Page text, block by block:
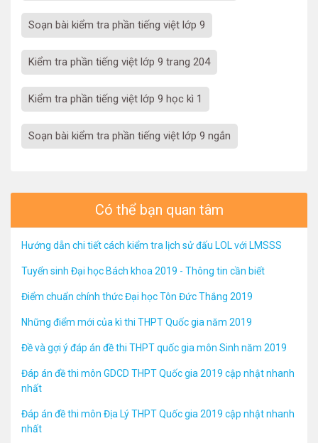
soạn bài kiểm tra phần tiếng việt lớp 9
kiểm tra phần tiếng việt lớp 9 trang 204
kiểm tra phần tiếng việt lớp 9 học kì 1
soạn bài kiểm tra phần tiếng việt lớp 9 ngắn
Có thể bạn quan tâm
Hướng dẫn chi tiết cách kiểm tra lịch sử đấu LOL với LMSSS
Tuyển sinh Đại học Bách khoa 2019 - Thông tin cần biết
Điểm chuẩn chính thức Đại học Tôn Đức Thắng 2019
Những điểm mới của kì thi THPT Quốc gia năm 2019
Đề và gợi ý đáp án đề thi THPT quốc gia môn Sinh năm 2019
Đáp án đề thi môn GDCD THPT Quốc gia 2019 cập nhật nhanh
nhất
Đáp án đề thi môn Địa Lý THPT Quốc gia 2019 cập nhật nhanh
nhất